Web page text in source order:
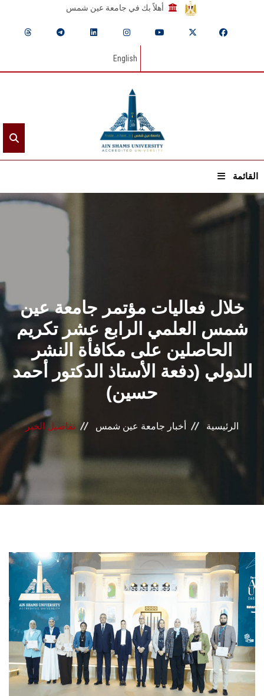
أهلاً بك في جامعة عين شمس
English
القائمة
الشئون الأكاديمية
البحث العلمي
الرعاية الصحية
المراكز والوحدات
الأنظمة الذكية
الإعلام
تواصل معنا
هيئة التدريس
الدراسات العليا
الخريجين
الموظفون
خلال فعاليات مؤتمر جامعة عين
شمس العلمي الرابع عشر تكريم
الحاصلين على مكافأة النشر
الدولي (دفعة الأستاذ الدكتور أحمد
حسين)
الرئيسية أخبار جامعة عين شمس تفاصيل الخبر